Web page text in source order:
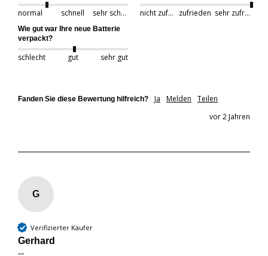
normal schnell sehr schnell nicht zufrieden zufrieden sehr zufrieden
Wie gut war Ihre neue Batterie
verpackt?
schlecht gut sehr gut
Fanden Sie diese Bewertung hilfreich? Ja Melden
Teilen
vor 2 Jahren
G
Verifizierter Käufer
Gerhard